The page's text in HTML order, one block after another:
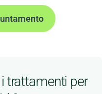
trattamenti per